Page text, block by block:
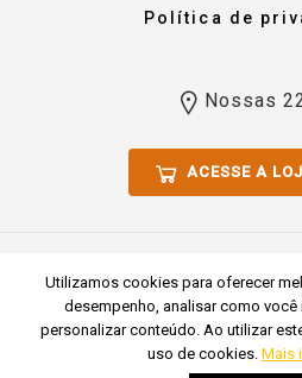
Política de
Nossas
ACESSE A
Todos os direitos reservados 2023.
Construção Joli Ltda CNPJ
Utilizamos cookies para oferecer
desempenho, analisar como
personalizar conteúdo. Ao utilizar
uso de cookies. Mais